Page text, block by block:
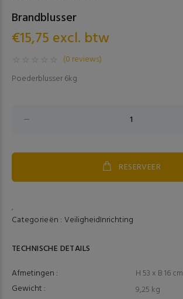
Brandblusser
€15,75 excl. btw
(0 reviews)
Poederblusser 6kg
RESERVEER
,
Categorieën : VeiligheidInrichting
TECHNISCHE DETAILS
Afmetingen :
H 53 x B 16 cm
Gewicht :
9,25 kg